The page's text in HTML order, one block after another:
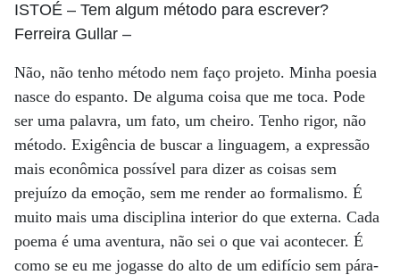
ISTOÉ – Tem algum método para escrever?
Ferreira Gullar –
Não, não tenho método nem faço projeto. Minha poesia
nasce do espanto. De alguma coisa que me toca. Pode
ser uma palavra, um fato, um cheiro. Tenho rigor, não
método. Exigência de buscar a linguagem, a expressão
mais econômica possível para dizer as coisas sem
prejuízo da emoção, sem me render ao formalismo. É
muito mais uma disciplina interior do que externa. Cada
poema é uma aventura, não sei o que vai acontecer. É
como se eu me jogasse do alto de um edifício sem pára-